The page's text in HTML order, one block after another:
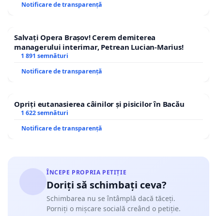
Notificare de transparență
Salvați Opera Brașov! Cerem demiterea
managerului interimar, Petrean Lucian-Marius!
1 891 semnături
Notificare de transparență
Opriți eutanasierea câinilor și pisicilor în Bacău
1 622 semnături
Notificare de transparență
ÎNCEPE PROPRIA PETIȚIE
Doriți să schimbați ceva?
Schimbarea nu se întâmplă dacă tăceți.
Porniți o mișcare socială creând o petiție.